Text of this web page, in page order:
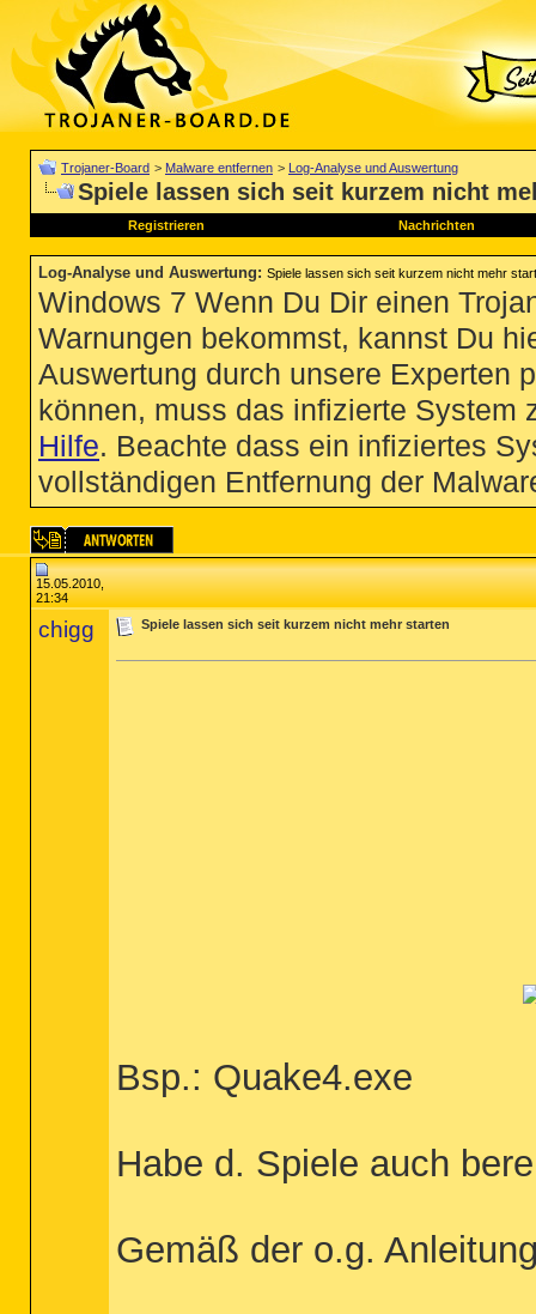
Trojaner-Board > Malware entfernen > Log-Analyse und Auswertung
Spiele lassen sich seit kurzem nicht
Registrieren Nachrichten
Log-Analyse und Auswertung: Spiele lassen sich seit kurzem nicht mehr
Windows 7 Wenn Du Dir einen
Warnungen bekommst, kannst Du
Auswertung durch unsere Experten
können, muss das infizierte System
Hilfe. Beachte dass ein infiziertes
vollständigen Entfernung der
15.05.2010,
21:34
chigg Spiele lassen sich seit kurzem nicht mehr starten
Bsp.: Quake4.exe
Habe d. Spiele auch
Gemäß der o.g.